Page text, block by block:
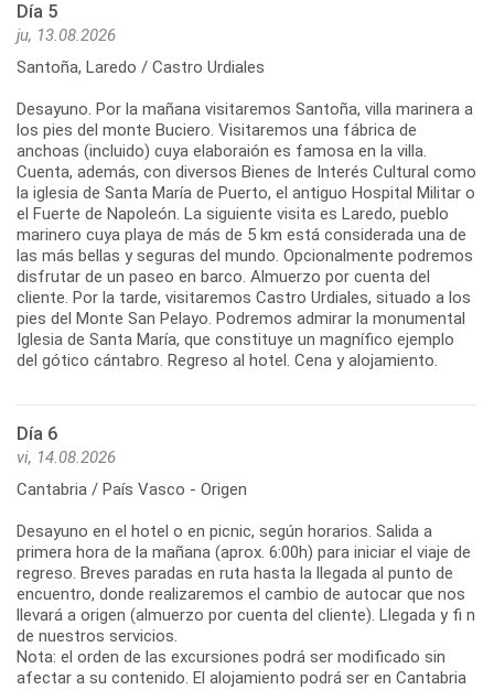
Día 5
ju, 13.08.2026
Santoña, Laredo / Castro Urdiales
Desayuno. Por la mañana visitaremos Santoña, villa marinera a
los pies del monte Buciero. Visitaremos una fábrica de
anchoas (incluido) cuya elaboraión es famosa en la villa.
Cuenta, además, con diversos Bienes de Interés Cultural como
la iglesia de Santa María de Puerto, el antiguo Hospital Militar o
el Fuerte de Napoleón. La siguiente visita es Laredo, pueblo
marinero cuya playa de más de 5 km está considerada una de
las más bellas y seguras del mundo. Opcionalmente podremos
disfrutar de un paseo en barco. Almuerzo por cuenta del
cliente. Por la tarde, visitaremos Castro Urdiales, situado a los
pies del Monte San Pelayo. Podremos admirar la monumental
Iglesia de Santa María, que constituye un magnífico ejemplo
del gótico cántabro. Regreso al hotel. Cena y alojamiento.
Día 6
vi, 14.08.2026
Cantabria / País Vasco - Origen
Desayuno en el hotel o en picnic, según horarios. Salida a
primera hora de la mañana (aprox. 6:00h) para iniciar el viaje de
regreso. Breves paradas en ruta hasta la llegada al punto de
encuentro, donde realizaremos el cambio de autocar que nos
llevará a origen (almuerzo por cuenta del cliente). Llegada y fi n
de nuestros servicios.
Nota: el orden de las excursiones podrá ser modificado sin
afectar a su contenido. El alojamiento podrá ser en Cantabria